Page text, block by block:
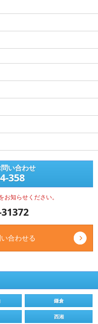
い合わせ
358
知らせください。
合わせる
鎌倉
西湘